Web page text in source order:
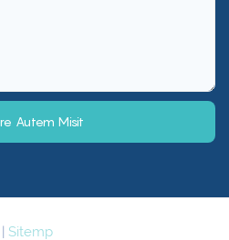
Autem Misit
Sitemp